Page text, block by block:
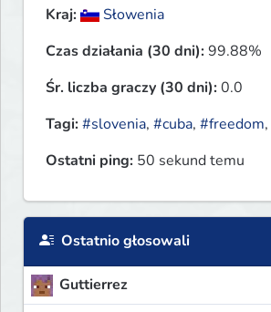
Kraj:
Słowenia
Czas działania (30 dni):99.88%
Śr. liczba graczy (30 dni):0.0
Tagi:#slovenia, #cuba, #freedom,
Ostatni ping: 50 sekund temu
Ostatnio głosowali
Guttierrez